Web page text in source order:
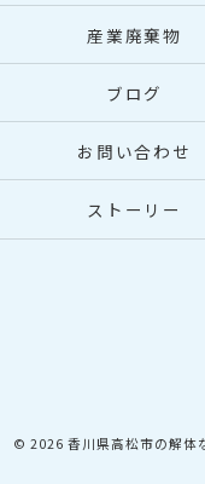
産業廃棄物
ブログ
お問い合わせ
ストーリー
© 2026 香川県高松市の解体